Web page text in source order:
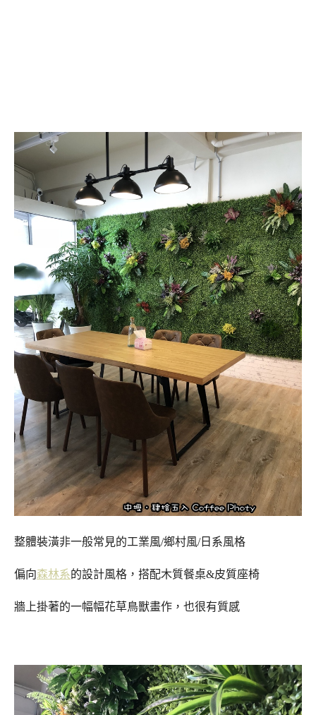
整體裝潢非一般常見的工業風/鄉村風/日系風格
偏向森林系的設計風格， 搭配木質餐桌&皮質座椅
牆上掛著的一幅幅花草鳥獸畫作，也很有質感